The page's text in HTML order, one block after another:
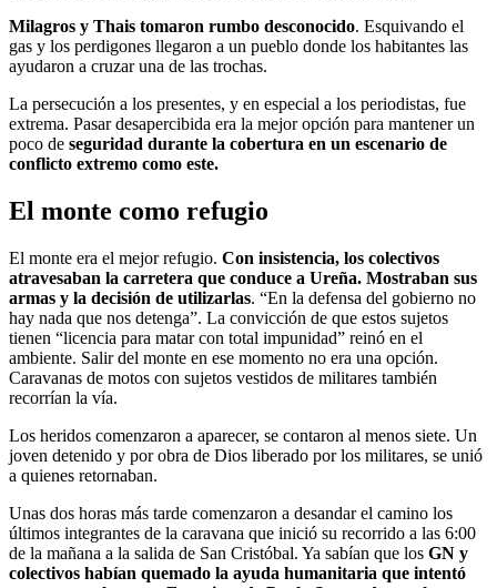
Milagros y Thais tomaron rumbo desconocido. Esquivando el
gas y los perdigones llegaron a un pueblo donde los habitantes las
ayudaron a cruzar una de las trochas.
La persecución a los presentes, y en especial a los periodistas, fue
extrema. Pasar desapercibida era la mejor opción para mantener un
poco de seguridad durante la cobertura en un escenario de
conflicto extremo como este.
El monte como refugio
El monte era el mejor refugio. Con insistencia, los colectivos
atravesaban la carretera que conduce a Ureña. Mostraban sus
armas y la decisión de utilizarlas. “En la defensa del gobierno no
hay nada que nos detenga”. La convicción de que estos sujetos
tienen “licencia para matar con total impunidad” reinó en el
ambiente. Salir del monte en ese momento no era una opción.
Caravanas de motos con sujetos vestidos de militares también
recorrían la vía.
Los heridos comenzaron a aparecer, se contaron al menos siete. Un
joven detenido y por obra de Dios liberado por los militares, se unió
a quienes retornaban.
Unas dos horas más tarde comenzaron a desandar el camino los
últimos integrantes de la caravana que inició su recorrido a las 6:00
de la mañana a la salida de San Cristóbal. Ya sabían que los GN y
colectivos habían quemado la ayuda humanitaria que intentó